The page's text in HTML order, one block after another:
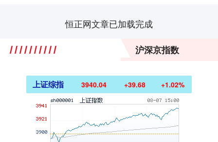
恒正网文章已加载完成
沪深京指数
上证综指 3940.04 +39.68 +1.02%